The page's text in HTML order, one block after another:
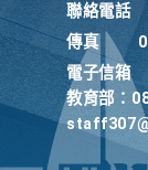
聯絡電話
傳真
電子信箱
教育部：